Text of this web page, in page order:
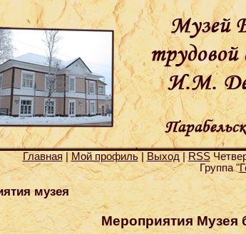
Главная |Мой профиль| Выход|RSS
Группа "
музея
Мероприятия Музея